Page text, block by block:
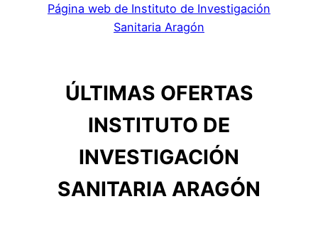
Página web de Instituto de Investigación
Sanitaria Aragón
ÚLTIMAS OFERTAS
INSTITUTO DE
INVESTIGACIÓN
SANITARIA ARAGÓN